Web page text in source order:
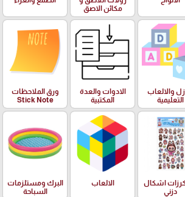
مكائن الاصق
والالعاب
التعليمية
الادوات والعدة
المكتبية
ورق الملاحظات
Stick Note
اشكال
دزني
الالعاب
البرك ومستلزمات
السباحة